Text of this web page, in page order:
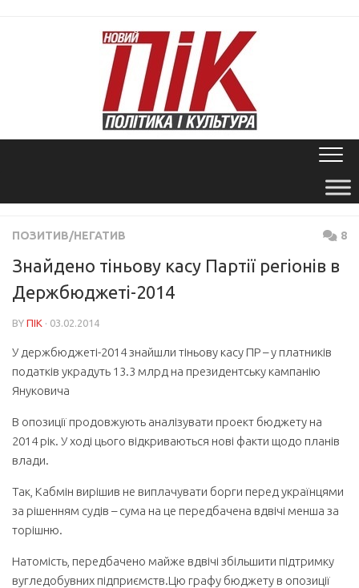
ПОЗИТИВ/НЕГАТИВ 8
Знайдено тіньову касу Партії регіонів в
Держбюджеті-2014
BY ПІК · 03.02.2014
У держбюджеті-2014 знайшли тіньову касу ПР – у платників
податків украдуть 13.3 млрд на президентську кампанію
Януковича
В опозиції продовжують аналізувати проект бюджету на
2014 рік. У ході цього відкриваються нові факти щодо планів
влади.
Так, Кабмін вирішив не виплачувати борги перед українцями
за рішенням судів – сума на це передбачена вдвічі менша за
торішню.
Натомість, передбачено майже вдвічі збільшити підтримку
вугледобувних підприємств.Цю графу бюджету в опозиції